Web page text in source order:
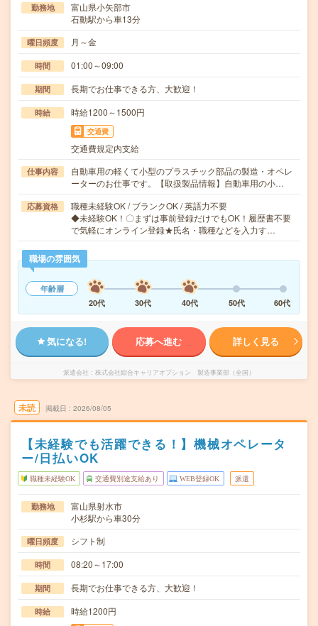
勤務地
富山県小矢部市
石動駅から車13分
曜日頻度 月～金
時間 01:00～09:00
期間 長期でお仕事できる方、大歓迎！
時給 時給1200～1500円
交通費
交通費規定内支給
仕事内容
自動車用の軽くて小型のプラスチック部品の製造・オペレ
ーターのお仕事です。【取扱製品情報】自動車用の小…
応募資格
職種未経験OK / ブランクOK / 英語力不要
◆未経験OK！〇まずは事前登録だけでもOK！履歴書不要
で気軽にオンライン登録★氏名・職種などを入力す…
職場の雰囲気
年齢層
20代
30代 40代 50代 60代
気になる! 応募へ進む 詳しく見る
派遣会社 株式会社綜合キャリアオプション 製造事業部（全国）
未読 掲載日 2026/08/05
【未経験でも活躍できる！】機械オペレータ
ー/日払いOK
職種未経験OK 交通費別途支給あり WEB登録OK 派遣
勤務地
富山県射水市
小杉駅から車30分
曜日頻度 シフト制
時間 08:20～17:00
期間 長期でお仕事できる方、大歓迎！
時給 時給1200円